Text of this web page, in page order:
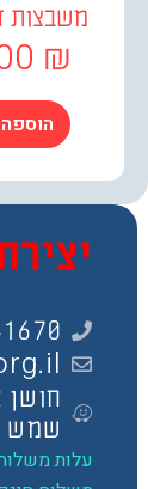
זהב
36.00
הוספה לסל
2441670
חושן 2, בית
שמש
משלוח 30 ש"ח